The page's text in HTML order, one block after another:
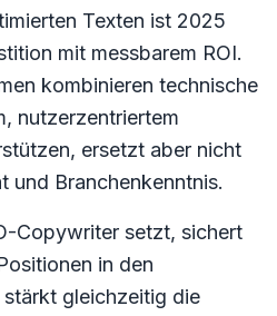
Texten ist 2025
mit messbarem ROI.
kombinieren technische
nutzerzentriertem
ersetzt aber nicht
und Branchenkenntnis.
Copywriter setzt, sichert
in den
gleichzeitig die